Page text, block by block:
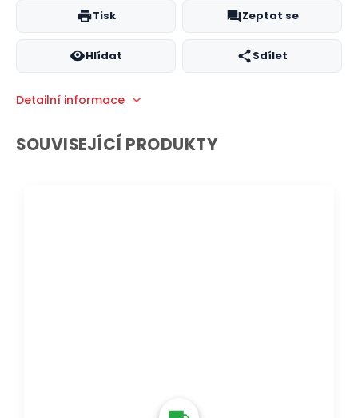
Tisk Zeptat se
Hlídat Sdílet
Detailní informace
SOUVISEJÍCÍ PRODUKTY